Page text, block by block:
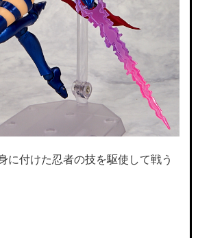
に付けた忍者の技を駆使して戦う